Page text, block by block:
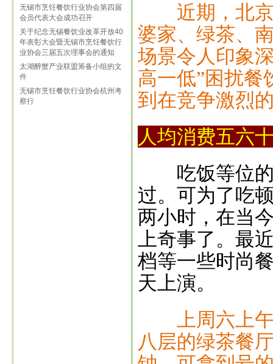
无锡市烹饪餐饮行业协会第四届
会员代表大会成功召开
关于纪念无锡餐饮业改革开放40
年表彰大会暨无锡市烹饪餐饮行
业协会三届五次理事会的通知
太湖醉蟹产业联盟筹备小组的文
件
无锡市烹饪餐饮行业协会杭州考
察行
近期，北
婆家、绿茶、
场景令人印象
高一低”困扰餐
到在竞争激烈
人均消费五六
吃饭等位的
过。可为了吃
两小时，在当
上奇事了。最
档等一些时尚
天上演。
上周六上
八层的绿茶餐